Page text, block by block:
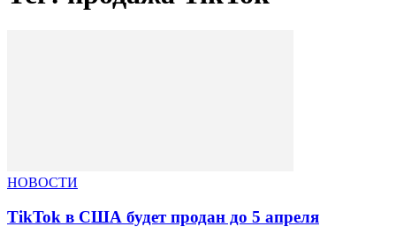
НОВОСТИ
TikTok в США будет продан до 5 апреля